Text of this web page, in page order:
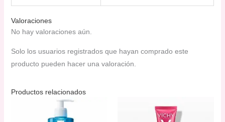
Valoraciones
No hay valoraciones aún.
Solo los usuarios registrados que hayan comprado este
producto pueden hacer una valoración.
Productos relacionados